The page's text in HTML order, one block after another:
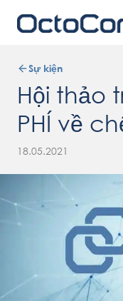
Sự kiện
Hội thảo
PHÍ về
18.05.2021